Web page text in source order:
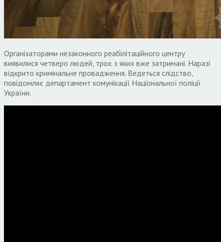
Організаторами незаконного реабілітаційного центру
виявилися четверо людей, троє з яких вже затримані. Наразі
відкрито кримінальне провадження. Ведеться слідство,
повідомляє департамент комунікації Національної поліції
України.